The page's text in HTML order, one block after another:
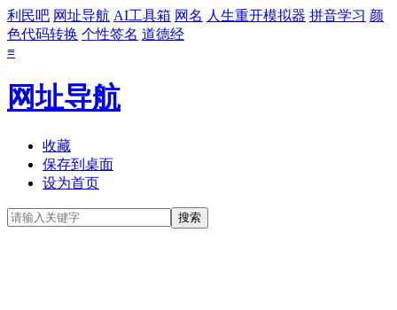
利民吧 网址导航 AI工具箱 网名 人生重开模拟器 拼音学习 颜
色代码转换 个性签名 道德经
≡
网址导航
收藏
保存到桌面
设为首页